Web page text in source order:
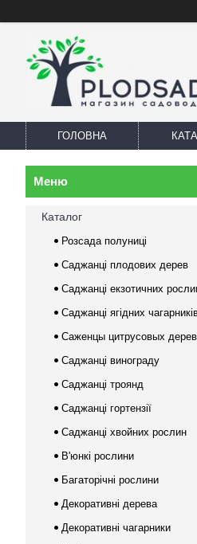
ГОЛОВНА
Каталог
Розсада полуниці
Саджанці плодових дерев
Саджанці екзотичних
Саджанці ягідних
Саженцы цитрусовых
Саджанці винограду
Саджанці троянд
Саджанці гортензії
Саджанці хвойних рослин
В'юнкі рослини
Багаторічні рослини
Декоративні дерева
Декоративні чагарники